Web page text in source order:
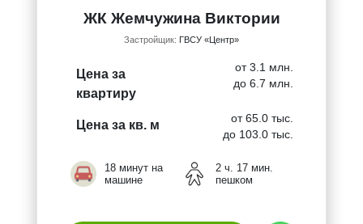
ЖК Жемчужина Виктории
Застройщик: ГВСУ «Центр»
Цена за
квартиру
от 3.1 млн.
до 6.7 млн.
Цена за кв. м
от 65.0 тыс.
до 103.0 тыс.
18 минут на
машине
2 ч. 17 мин.
пешком